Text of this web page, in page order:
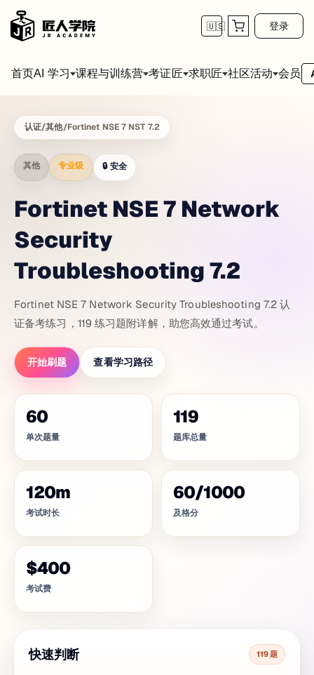
🇺🇸 登录
首页AI 学习 课程与训练营 考证匠 求职匠 社区活动 会员
认证/其他/Fortinet NSE 7 NST 7.2
其他 专业级 🔒 安全
Fortinet NSE 7 Network
Security
Troubleshooting 7.2
Fortinet NSE 7 Network Security Troubleshooting 7.2 认
证备考练习，119 练习题附详解，助您高效通过考试。
开始刷题 查看学习路径
60
单次题量
119
题库总量
120m
考试时长
60/1000
及格分
$400
考试费
快速判断 119 题